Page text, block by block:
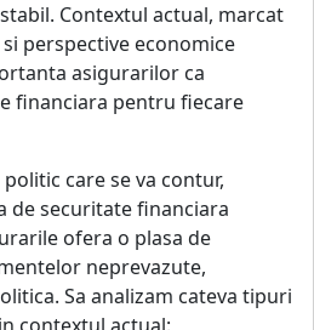
Contextul actual, marcat
perspective economice
asigurarilor ca
financiara pentru fiecare
care se va contur,
de securitate financiara
ofera o plasa de
neprevazute,
Sa analizam cateva tipuri